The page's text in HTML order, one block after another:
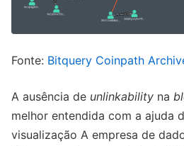
Fonte: Bitquery Coinpath
A ausência de unlinkability na
melhor entendida com a ajuda
visualização A empresa de